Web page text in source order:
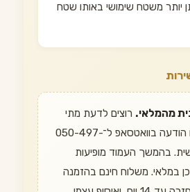
יותר משטח שימושי באותו שטח
מהמלאי. רוצים לדעת מתי
הוא חוזר? שלחו הודעה בוואטסאפ ל־050-497-
אישית. בהמשך העמוד מופיעות
במלאי. משלוח חינם בהזמנה